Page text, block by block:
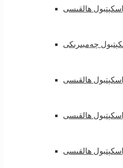
ھالقىسى
چەمبىرىكى
ھالقىسى
ھالقىسى
ھالقىسى